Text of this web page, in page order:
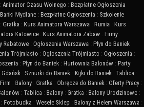
: Animator Czasu Wolnego : Bezpłatne Ogłoszenia
Bańki Mydlane : Bezpłatne Ogłoszenia : Szkolenie
: Gratka : Kurs Animatora Warszawa : Rumia : Kurs
Katowice : Kurs Animatora Zabaw : Firmy :
Rabatowe : Ogłoszenia Warszawa : Płyn do Baniek
Trójmiasto : Ogłoszenia Trójmiasto : Ogłoszenia :
: Płyn do Baniek : Hurtownia Balonów : Party
Gdańsk : Sznurki do Baniek : Kijki do Baniek : Tablica :
: Balony : Gratka : Obręcze do Baniek : Oferty Pracy :
: Tablica : Balony : Gratka : Balony Urodzinowe :
: Fotobudka : Wesele Sklep : Balony z Helem Warszawa :